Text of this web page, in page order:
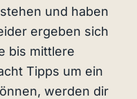
und haben
ergeben sich
bis mittlere
Tipps um ein
werden dir